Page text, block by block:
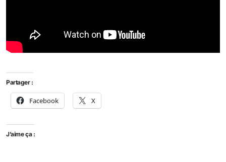
Partager :
Facebook X
J’aime ça :